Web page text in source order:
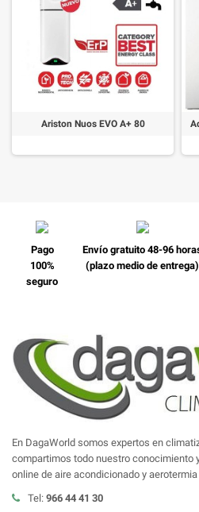
Ariston Nuos EVO A+ 80
Pago
100%
seguro
Envío gratuito 48-96
(plazo medio de entrega)
En DagaWorld somos expertos en
compartimos todo nuestro conocimiento
online de aire acondicionado y aerotermia
Tel: 966 44 41 30